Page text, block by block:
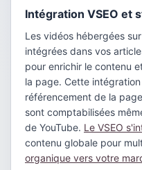
Intégration VSEO et
Les vidéos hébergées
intégrées dans vos
pour enrichir le contenu
la page. Cette
référencement de la
sont comptabilisées
de YouTube. Le VSEO
contenu globale pour
organique vers votre